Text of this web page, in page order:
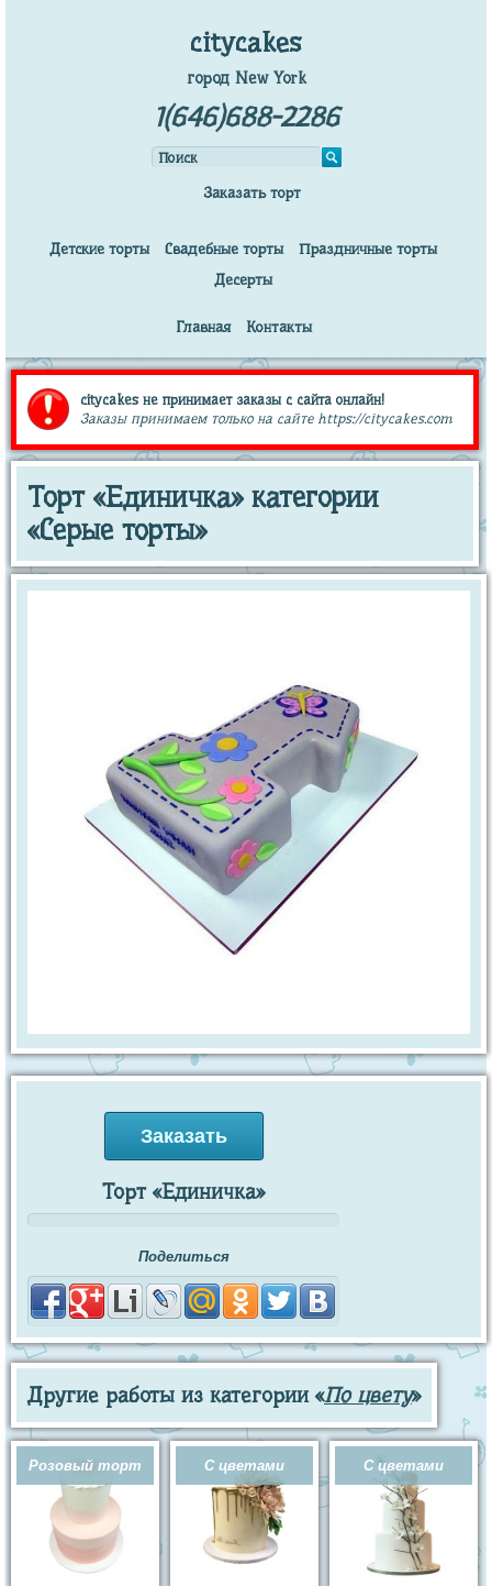
citycakes
город New York
1(646)688-2286
Заказать торт
Детские торты Свадебные торты
Праздничные торты
Десерты
Главная Контакты
citycakes не принимает заказы с сайта онлайн!
Заказы принимаем только на сайте https://citycakes.com
Торт «Единичка» категории
«Серые торты»
Заказать
Торт «Единичка»
Поделиться
Другие работы из категории «По цвету»
Розовый торт С цветами С цветами